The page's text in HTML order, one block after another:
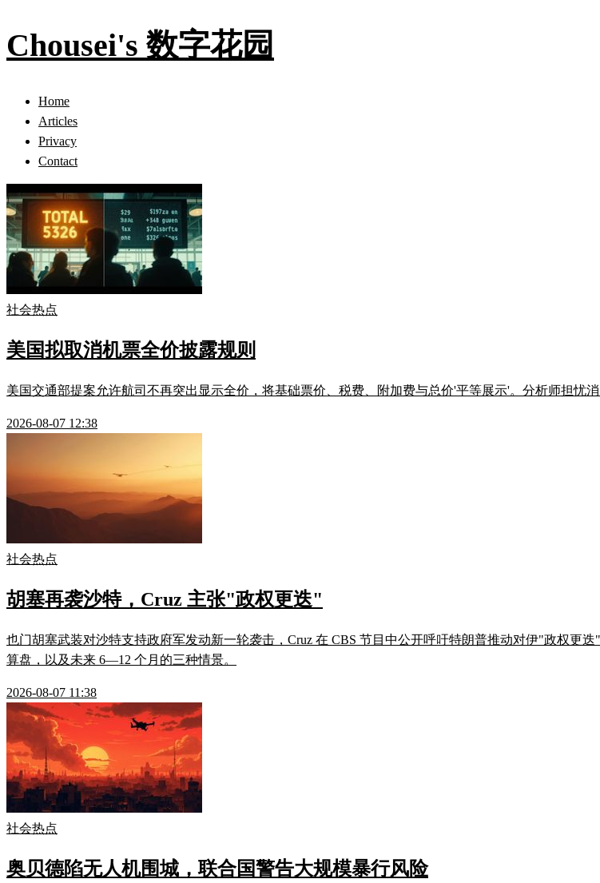
Chousei's 数字花园
Home
Articles
Privacy
Contact
社会热点
美国拟取消机票全价披露规则
美国交通部提案允许航司不再突出显示全价，将基础票价、税费、附加费与总价'平等展示'。分析师担忧消
2026-08-07 12:38
社会热点
胡塞再袭沙特，Cruz 主张"政权更迭"
也门胡塞武装对沙特支持政府军发动新一轮袭击，Cruz 在 CBS 节目中公开呼吁特朗普推动对伊"政权更
算盘，以及未来 6—12 个月的三种情景。
2026-08-07 11:38
社会热点
奥贝德陷无人机围城，联合国警告大规模暴行风险